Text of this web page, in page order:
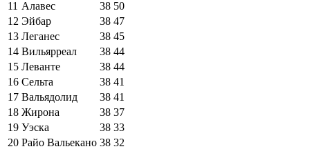
11 Алавес 38 50
12 Эйбар 38 47
13 Леганес 38 45
14 Вильярреал 38 44
15 Леванте 38 44
16 Сельта 38 41
17 Вальядолид 38 41
18 Жирона 38 37
19 Уэска 38 33
20 Райо Вальекано 38 32